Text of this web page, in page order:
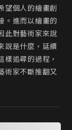
望個人的繪畫創
。進而以繪畫的
此對藝術家來說
說是什麼，延續
樣追尋的過程，
術家不斷推翻又